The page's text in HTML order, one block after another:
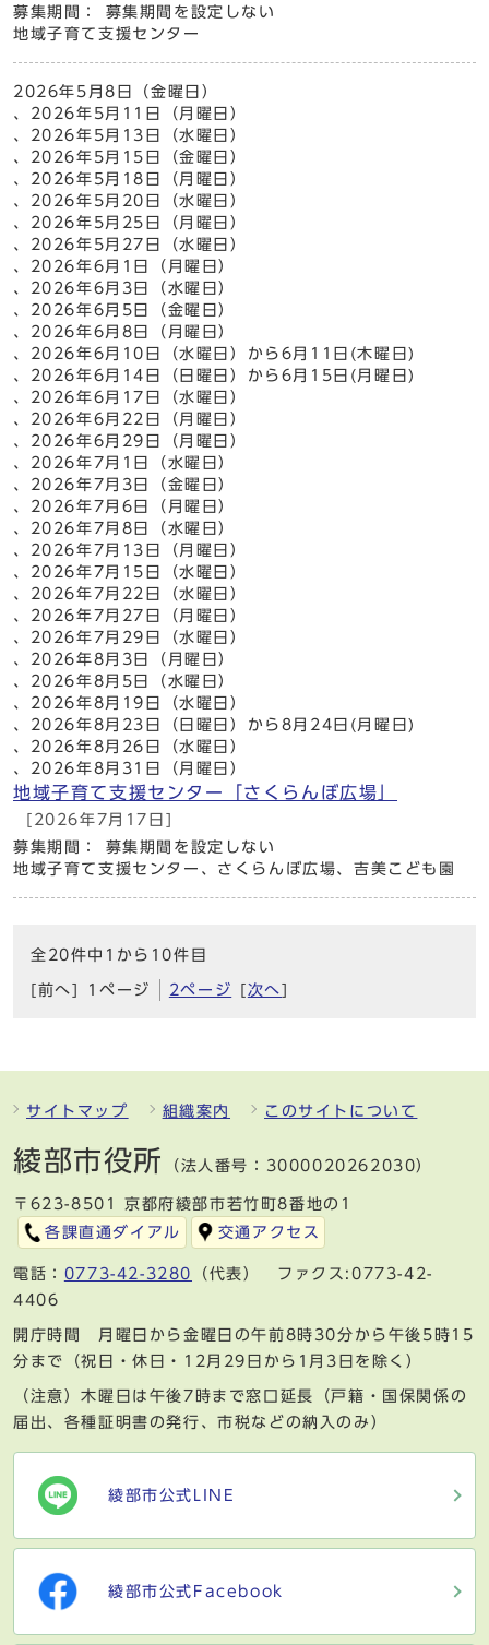
募集期間： 募集期間を設定しない
地域子育て支援センター
2026年5月8日（金曜日）
、2026年5月11日（月曜日）
、2026年5月13日（水曜日）
、2026年5月15日（金曜日）
、2026年5月18日（月曜日）
、2026年5月20日（水曜日）
、2026年5月25日（月曜日）
、2026年5月27日（水曜日）
、2026年6月1日（月曜日）
、2026年6月3日（水曜日）
、2026年6月5日（金曜日）
、2026年6月8日（月曜日）
、2026年6月10日（水曜日）から6月11日(木曜日)
、2026年6月14日（日曜日）から6月15日(月曜日)
、2026年6月17日（水曜日）
、2026年6月22日（月曜日）
、2026年6月29日（月曜日）
、2026年7月1日（水曜日）
、2026年7月3日（金曜日）
、2026年7月6日（月曜日）
、2026年7月8日（水曜日）
、2026年7月13日（月曜日）
、2026年7月15日（水曜日）
、2026年7月22日（水曜日）
、2026年7月27日（月曜日）
、2026年7月29日（水曜日）
、2026年8月3日（月曜日）
、2026年8月5日（水曜日）
、2026年8月19日（水曜日）
、2026年8月23日（日曜日）から8月24日(月曜日)
、2026年8月26日（水曜日）
、2026年8月31日（月曜日）
地域子育て支援センター「さくらんぼ広場」
[2026年7月17日]
募集期間： 募集期間を設定しない
地域子育て支援センター、さくらんぼ広場、吉美こども園
全20件中1から10件目
[前へ] 1ページ 2ページ 次へ
サイトマップ 組織案内 このサイトについて
綾部市役所 （法人番号：3000020262030）
〒623-8501 京都府綾部市若竹町8番地の1
各課直通ダイアル
交通アクセス
電話： 0773-42-3280
（代表） ファクス:0773-42-
4406
開庁時間 月曜日から金曜日の午前8時30分から午後5時15
分まで（祝日・休日・12月29日から1月3日を除く）
（注意）木曜日は午後7時まで窓口延長（戸籍・国保関係の
届出、各種証明書の発行、市税などの納入のみ）
綾部市公式LINE
綾部市公式Facebook